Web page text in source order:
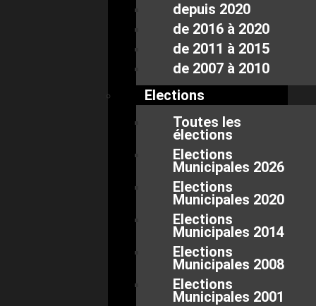
depuis 2020
de 2016 à 2020
de 2011 à 2015
de 2007 à 2010
Elections
Toutes les
élections
Elections
Municipales 2026
Elections
Municipales 2020
Elections
Municipales 2014
Elections
Municipales 2008
Elections
Municipales 2001